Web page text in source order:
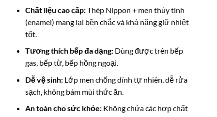
Chất liệu cao cấp:Thép Nippon + men thủy tinh
(enamel) mang lại bền chắc và khả năng giữ nhiệt
tốt.
Tương thích bếp đa dạng:Dùng được trên bếp
gas, bếp từ, bếp hồng ngoại.
Dễ vệ sinh:Lớp men chống dính tự nhiên, dễ rửa
sạch, không bám mùi thức ăn.
An toàn cho sức khỏe:Không chứa các hợp chất